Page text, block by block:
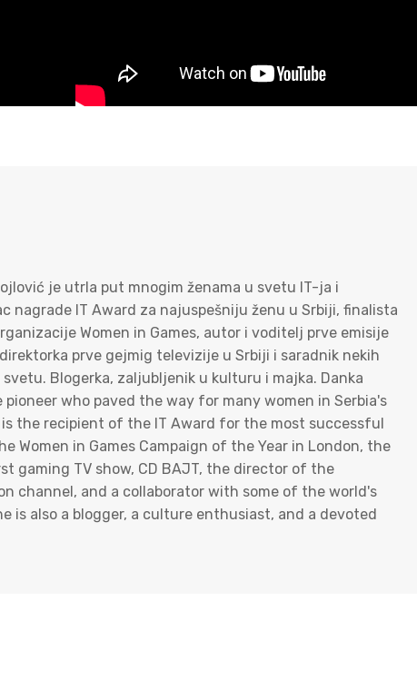
je utrla put mnogim ženama u svetu IT-ja i
nagrade IT Award za najuspešniju ženu u Srbiji, finalista
Women in Games, autor i voditelj prve emisije
prve gejmig televizije u Srbiji i saradnik nekih
Blogerka, zaljubljenik u kulturu i majka. Danka
who paved the way for many women in Serbia's
the recipient of the IT Award for the most successful
Women in Games Campaign of the Year in London, the
gaming TV show, CD BAJT, the director of the
channel, and a collaborator with some of the world's
is also a blogger, a culture enthusiast, and a devoted